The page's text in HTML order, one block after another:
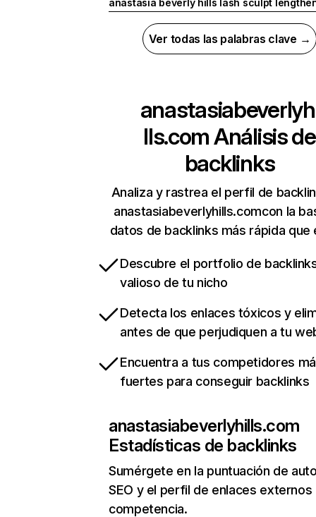
anastasia beverly hills lash sculpt
Ver todas las palabras clave →
lls.comAnálisis de
backlinks
Analiza y rastrea el perfil de
anastasiabeverlyhills.comcon la
datos de backlinks más rápida que
Descubre el portfolio de
valioso de tu nicho
Detecta los enlaces tóxicos y
antes de que perjudiquen a tu
Encuentra a tus competidores
fuertes para conseguir backlinks
anastasiabeverlyhills.com
Estadísticas de backlinks
Sumérgete en la puntuación de
SEO y el perfil de enlaces externos
competencia.